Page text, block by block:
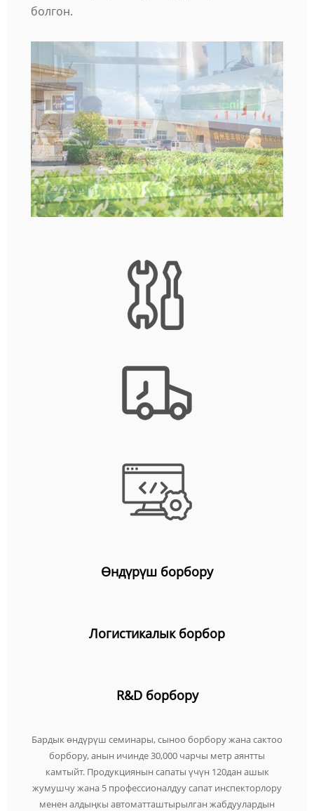
болгон.
Өндүрүш борбору
Логистикалык борбор
R&D борбору
Бардык өндүрүш семинары, сыноо борбору жана сактоо
борбору, анын ичинде 30,000 чарчы метр аянтты
камтыйт. Продукциянын сапаты үчүн 120дан ашык
жумушчу жана 5 профессионалдуу сапат инспекторлору
менен алдыңкы автоматташтырылган жабдуулардын